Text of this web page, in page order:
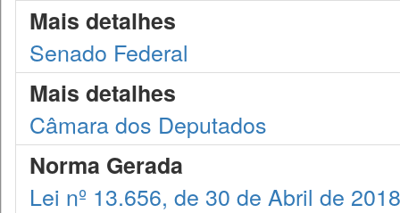
Mais detalhes
Senado Federal
Mais detalhes
Câmara dos Deputados
Norma Gerada
Lei nº 13.656, de 30 de Abril de 2018